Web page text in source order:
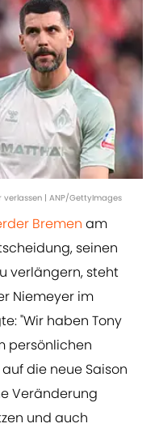
| ANP/GettyImages
Bremen am
seinen
verlängern, steht
Niemeyer im
"Wir haben Tony
persönlichen
die neue Saison
Veränderung
und auch